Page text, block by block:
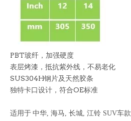
PBT玻纤，加强硬度
表层烤漆，抵抗紫外线，不易老化
SUS304H钢片及天然胶条
独特卡口设计，符合OE标准
适用于 中华 海马 长城 江铃 SUV车款